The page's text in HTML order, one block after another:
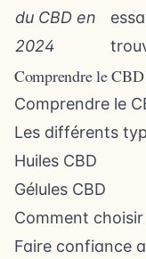
du CBD en
2024
Comprendre le CBD
Comprendre le
Les différents
Huiles CBD
Gélules CBD
Comment
Faire confiance